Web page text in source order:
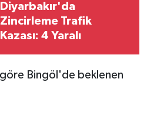
Diyarbakır'da
Zincirleme Trafik
Kazası: 4 Yaralı
Bingöl'de beklenen